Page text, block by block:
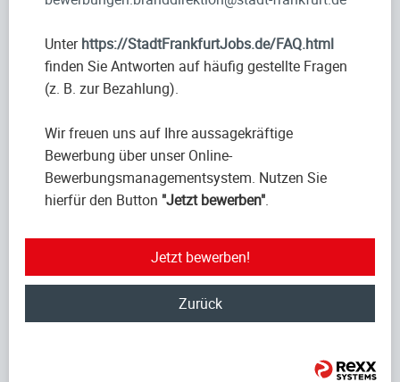
Unterhttps://StadtFrankfurtJobs.de/FAQ.html
finden Sie Antworten auf häufig gestellte Fragen
(z. B. zur Bezahlung).
Wir freuen uns auf Ihre aussagekräftige
Bewerbung über unser Online-
Bewerbungsmanagementsystem. Nutzen Sie
hierfür den Button "Jetzt bewerben".
Jetzt bewerben!
Zurück